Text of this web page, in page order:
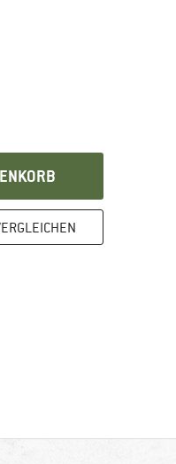
einer Infobox und beinhaltet
den Rückgabe-Richtlinien
Infos hier! Öffnet sich in
Infos hier!